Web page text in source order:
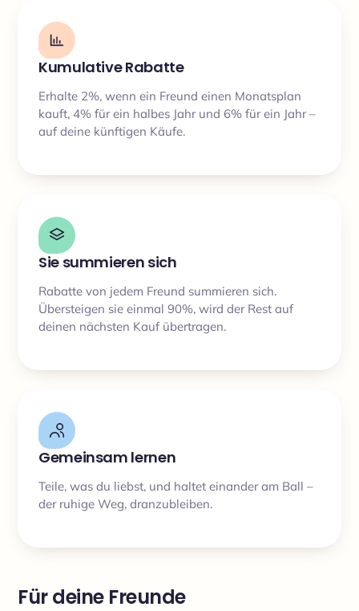
Kumulative Rabatte
Erhalte 2%, wenn ein Freund einen Monatsplan
kauft, 4% für ein halbes Jahr und 6% für ein Jahr –
auf deine künftigen Käufe.
Sie summieren sich
Rabatte von jedem Freund summieren sich.
Übersteigen sie einmal 90%, wird der Rest auf
deinen nächsten Kauf übertragen.
Gemeinsam lernen
Teile, was du liebst, und haltet einander am Ball –
der ruhige Weg, dranzubleiben.
Für deine Freunde